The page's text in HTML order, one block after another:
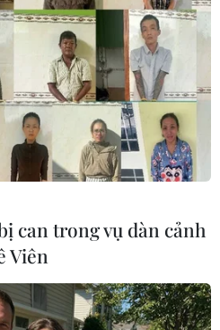
#Kịch xiếc
can trong vụ dàn cảnh
Viên